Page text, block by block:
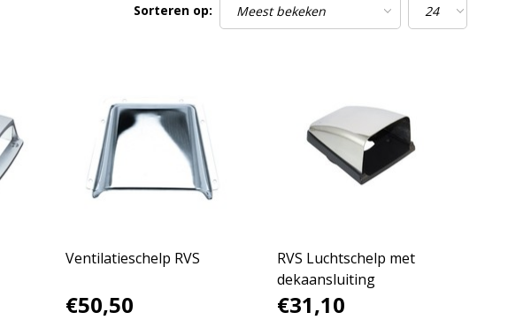
Sorteren op:
Ventilatieschelp RVS
€50,50
RVS Luchtschelp met
dekaansluiting
€31,10